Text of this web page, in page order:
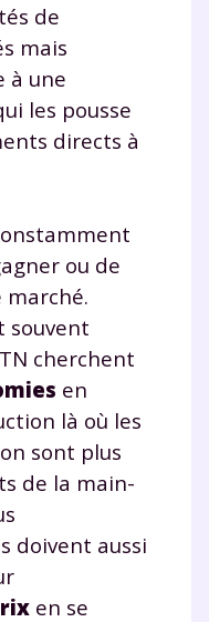
de
mais
à une
les pousse
directs à
ou de
souvent
cherchent
en
là où les
sont plus
de la main-
doivent aussi
en se